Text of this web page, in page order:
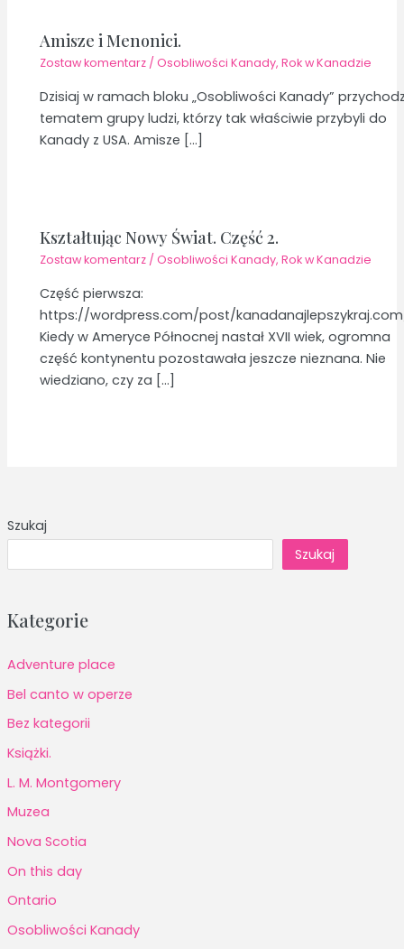
Szukaj
Szukaj
Kategorie
Adventure place
Bel canto w operze
Bez kategorii
Książki.
L. M. Montgomery
Muzea
Nova Scotia
On this day
Ontario
Osobliwości Kanady
Amisze i Menonici.
Zostaw komentarz /Osobliwości Kanady,Rok w Kanadzie
Dzisiaj w ramach bloku „Osobliwości Kanady”
tematem grupy ludzi, którzy tak właściwie przybyli do
Kanady z USA. Amisze […]
Kształtując Nowy Świat. Część 2.
Zostaw komentarz /Osobliwości Kanady,Rok w Kanadzie
Część pierwsza:
https://wordpress.com/post/
Kiedy w Ameryce Północnej nastał XVII wiek, ogromna
część kontynentu pozostawała jeszcze nieznana. Nie
wiedziano, czy za […]